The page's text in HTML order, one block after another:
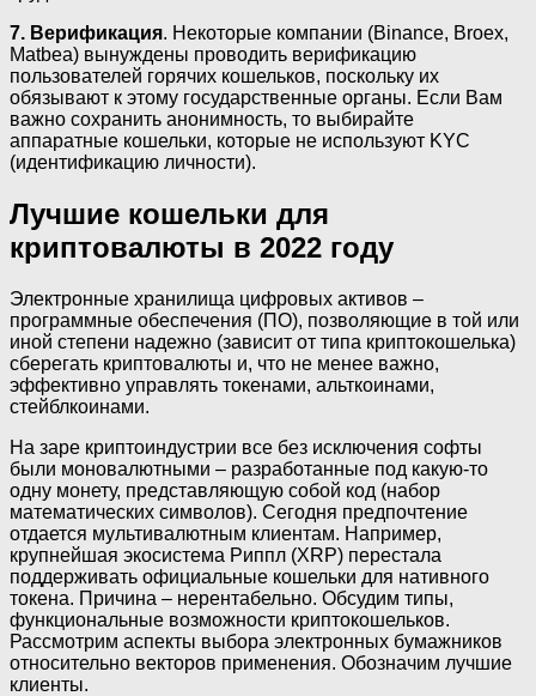
7. Верификация. Некоторые компании (Binance, Broex,
Matbea) вынуждены проводить верификацию
пользователей горячих кошельков, поскольку их
обязывают к этому государственные органы. Если Вам
важно сохранить анонимность, то выбирайте
аппаратные кошельки, которые не используют KYC
(идентификацию личности).
Лучшие кошельки для
криптовалюты в 2022 году
Электронные хранилища цифровых активов –
программные обеспечения (ПО), позволяющие в той или
иной степени надежно (зависит от типа криптокошелька)
сберегать криптовалюты и, что не менее важно,
эффективно управлять токенами, альткоинами,
стейблкоинами.
На заре криптоиндустрии все без исключения софты
были моновалютными – разработанные под какую-то
одну монету, представляющую собой код (набор
математических символов). Сегодня предпочтение
отдается мультивалютным клиентам. Например,
крупнейшая экосистема Риппл (XRP) перестала
поддерживать официальные кошельки для нативного
токена. Причина – нерентабельно. Обсудим типы,
функциональные возможности криптокошельков.
Рассмотрим аспекты выбора электронных бумажников
относительно векторов применения. Обозначим лучшие
клиенты.